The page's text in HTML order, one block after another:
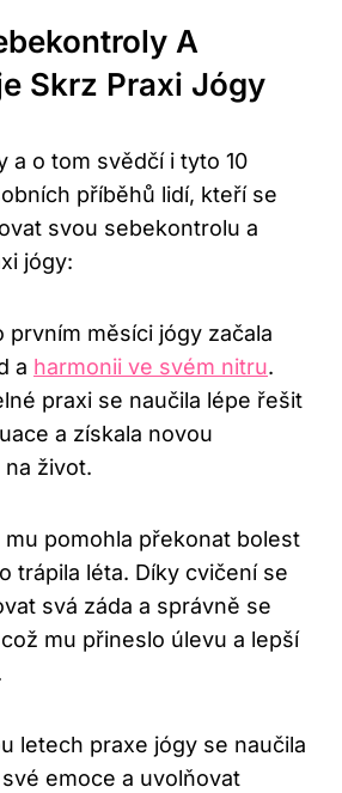
A
Skrz Praxi Jógy
a o tom svědčí i tyto 10
příběhů lidí, kteří se
svou sebekontrolu a
jógy:
prvním měsíci jógy začala
a harmonii ve svém nitru.
praxi se naučila lépe řešit
a získala novou
život.
mu pomohla překonat bolest
trápila léta. Díky cvičení se
svá záda a správně se
mu přineslo úlevu a lepší
letech praxe jógy se naučila
emoce a uvolňovat